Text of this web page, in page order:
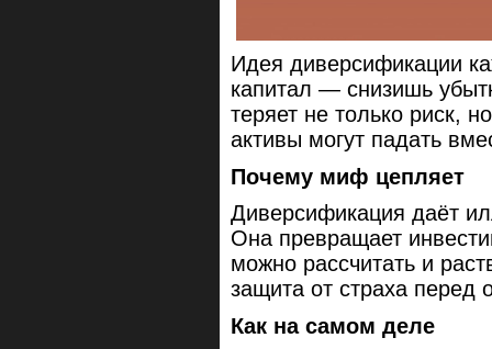
Идея диверсификации
капитал — снизишь
теряет не только риск,
активы могут падать
Почему миф цепляет
Диверсификация даёт
Она превращает
можно рассчитать и
защита от страха перед
Как на самом деле